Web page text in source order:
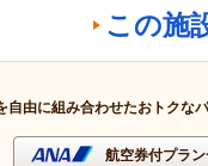
この施
自由に組み合わせたおトクな
航空券付プラ